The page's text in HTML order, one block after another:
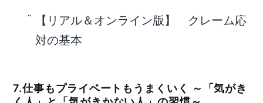
【リアル＆オンライン版】 クレーム応
対の基本
7.仕事もプライベートもうまくいく ～「気がき